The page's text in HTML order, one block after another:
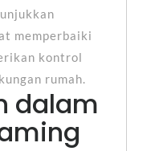
memperbaiki
kontrol
rumah.
dalam